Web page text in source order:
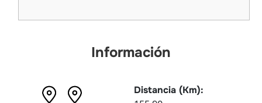
Información
Distancia (Km):